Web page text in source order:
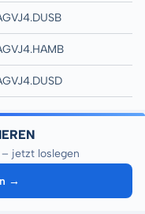
jetzt loslegen
→